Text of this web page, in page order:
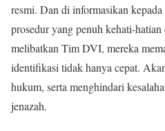
resmi. Dan di informasikan
prosedur yang penuh kehati-
melibatkan Tim DVI, mereka
identifikasi tidak hanya cepat.
hukum, serta menghindari
jenazah.